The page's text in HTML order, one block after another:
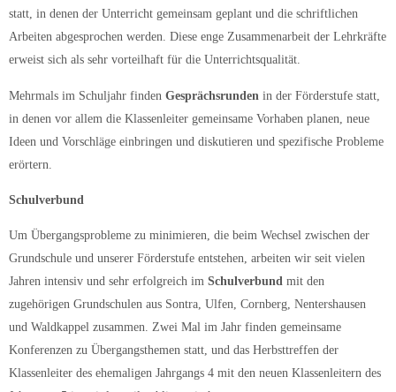
statt, in denen der Unterricht gemeinsam geplant und die schriftlichen
Arbeiten abgesprochen werden. Diese enge Zusammenarbeit der Lehrkräfte
erweist sich als sehr vorteilhaft für die Unterrichtsqualität.
Mehrmals im Schuljahr finden Gesprächsrunden in der Förderstufe statt,
in denen vor allem die Klassenleiter gemeinsame Vorhaben planen, neue
Ideen und Vorschläge einbringen und diskutieren und spezifische Probleme
erörtern.
Schulverbund
Um Übergangsprobleme zu minimieren, die beim Wechsel zwischen der
Grundschule und unserer Förderstufe entstehen, arbeiten wir seit vielen
Jahren intensiv und sehr erfolgreich im Schulverbund mit den
zugehörigen Grundschulen aus Sontra, Ulfen, Cornberg, Nentershausen
und Waldkappel zusammen. Zwei Mal im Jahr finden gemeinsame
Konferenzen zu Übergangsthemen statt, und das Herbsttreffen der
Klassenleiter des ehemaligen Jahrgangs 4 mit den neuen Klassenleitern des